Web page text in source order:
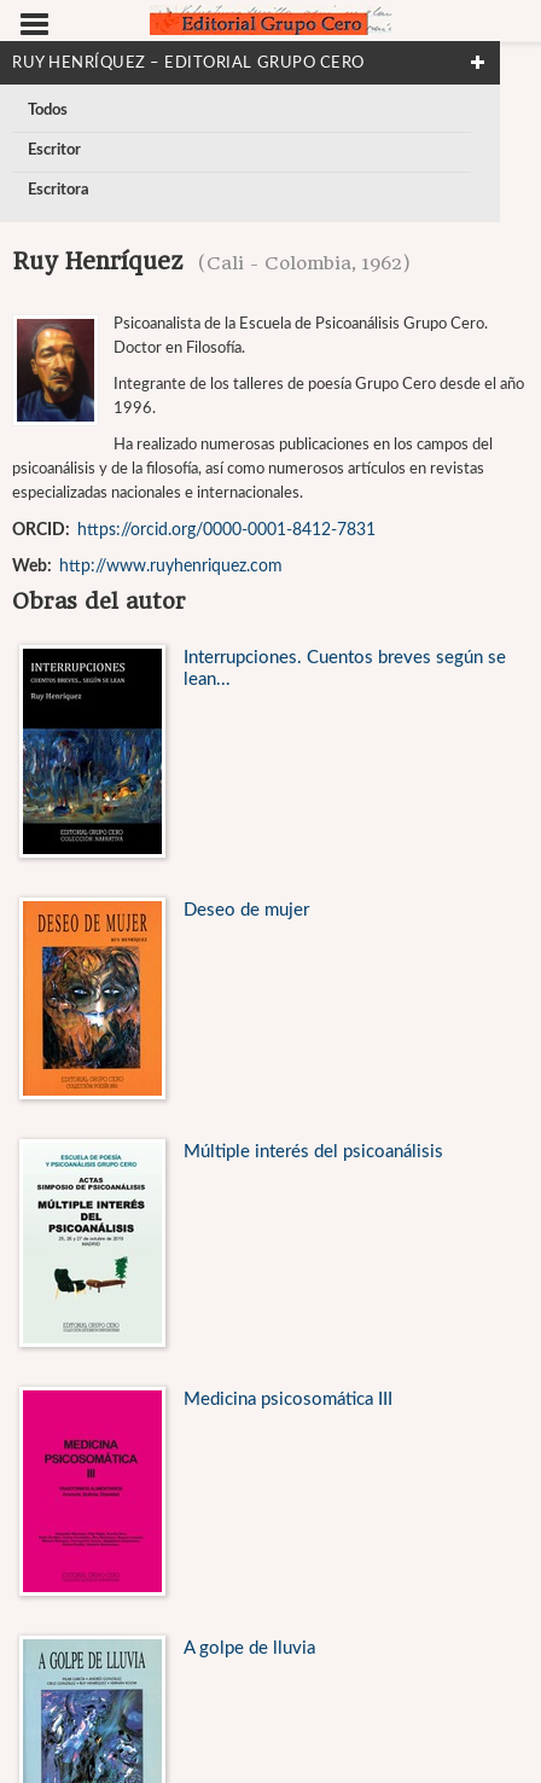
RUY HENRÍQUEZ – EDITORIAL GRUPO CERO
Todos
Escritor
Escritora
Ruy Henríquez (Cali - Colombia, 1962)
Psicoanalista de la Escuela de Psicoanálisis Grupo Cero.
Doctor en Filosofía.
Integrante de los talleres de poesía Grupo Cero desde el año
1996.
Ha realizado numerosas publicaciones en los campos del
psicoanálisis y de la filosofía, así como numerosos artículos en revistas
especializadas nacionales e internacionales.
ORCID: https://orcid.org/0000-0001-8412-7831
Web: http://www.ruyhenriquez.com
Obras del autor
Interrupciones. Cuentos breves según se
lean...
Deseo de mujer
Múltiple interés del psicoanálisis
Medicina psicosomática III
A golpe de lluvia